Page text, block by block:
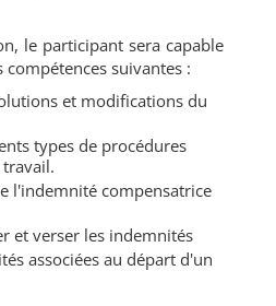
le participant sera capable
suivantes :
et modifications du
types de procédures
l'indemnité compensatrice
et verser les indemnités
associées au départ d'un